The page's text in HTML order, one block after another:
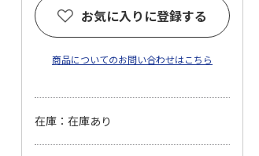
お気に入りに登録する
商品についてのお問い合わせはこちら
在庫：在庫あり